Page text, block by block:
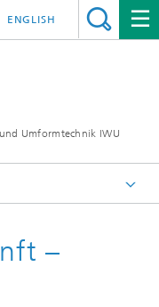
Umformtechnik IWU
ENGLISH
–